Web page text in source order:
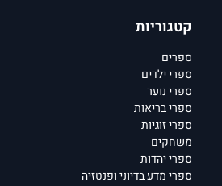
קטגוריות
ספרים
ספרי ילדים
ספרי נוער
ספרי בריאות
ספרי זוגיות
משחקים
ספרי יהדות
ספרי מדע בדיוני ופנטזיה